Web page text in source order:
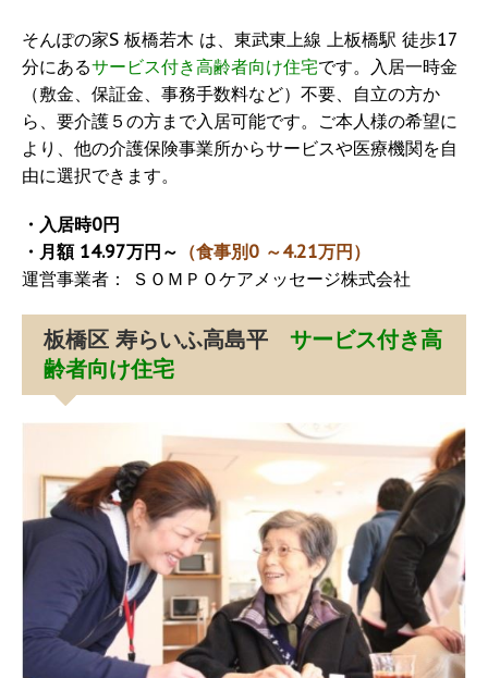
そんぽの家S 板橋若木 は、東武東上線 上板橋駅 徒歩17
分にあるサービス付き高齢者向け住宅です。入居一時金
（敷金、保証金、事務手数料など）不要、自立の方か
ら、要介護５の方まで入居可能です。ご本人様の希望に
より、他の介護保険事業所からサービスや医療機関を自
由に選択できます。
・入居時0円
・月額 14.97万円～ （食事別0 ～4.21万円）
運営事業者： ＳＯＭＰＯケアメッセージ株式会社
板橋区 寿らいふ高島平 サービス付き高
齢者向け住宅